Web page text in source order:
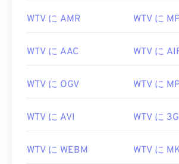
WTV に AMR WTV に
WTV に AAC WTV に
WTV に OGV WTV に
WTV に AVI WTV に
WTV に WEBM WTV に